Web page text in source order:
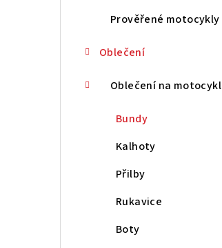
Prověřené motocykly
Oblečení
Oblečení na motocykl
Bundy
Kalhoty
Přilby
Rukavice
Boty